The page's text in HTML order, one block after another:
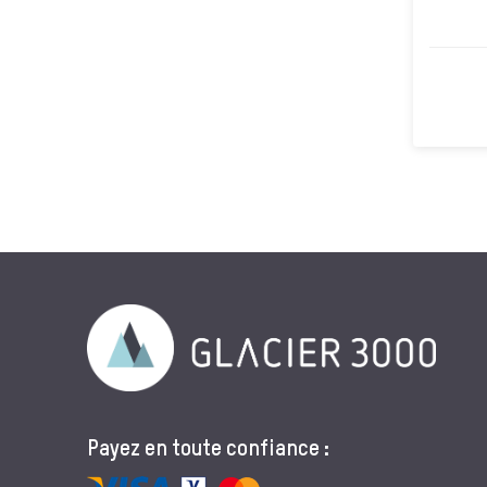
Payez en toute confiance :